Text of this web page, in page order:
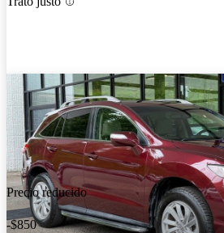
Precio reducido
-$850